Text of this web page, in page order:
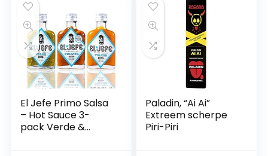
El Jefe Primo Salsa
– Hot Sauce 3-
pack Verde &
Paladin, “Ai Ai”
Extreem scherpe
Piri-Piri